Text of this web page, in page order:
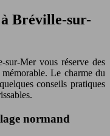
Bréville-sur-
sur-Mer vous réserve des
Le charme du
conseils pratiques
normand